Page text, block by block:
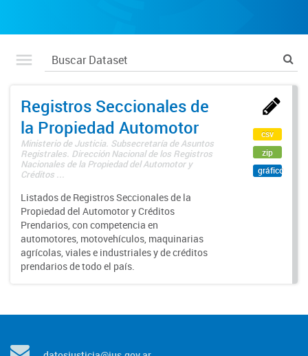
Registros Seccionales de
la Propiedad Automotor
Ministerio de Justicia. Subsecretaría de Asuntos
Registrales. Dirección Nacional de los Registros
Nacionales de la Propiedad del Automotor y
Créditos ...
Listados de Registros Seccionales de la
Propiedad del Automotor y Créditos
Prendarios, con competencia en
automotores, motovehículos, maquinarias
agrícolas, viales e industriales y de créditos
prendarios de todo el país.
csv
zip
gráfico